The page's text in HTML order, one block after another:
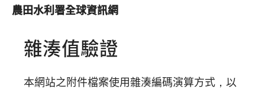
農田水利署全球資訊網
雜湊值驗證
本網站之附件檔案使用雜湊編碼演算方式，以